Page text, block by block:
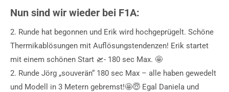
Nun sind wir wieder bei F1A:
2. Runde hat begonnen und Erik wird hochgeprügelt. Schöne
Thermikablösungen mit Auflösungstendenzen! Erik startet
mit einem schönen Start 🛫- 180 sec Max. 🤩
2. Runde Jörg „souverän“ 180 sec Max – alle haben gewedelt
und Modell in 3 Metern gebremst!🤩😇 Egal Daniela und